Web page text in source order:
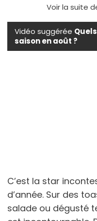
Voir la suite
Vidéo suggérée
saison en août ?
C’est la star
d’année. Sur des
salade ou dégusté